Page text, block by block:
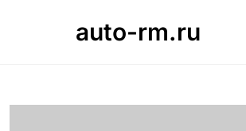
auto-rm.ru